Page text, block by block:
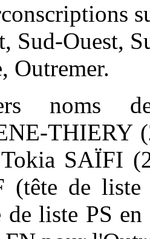
Sud-Ouest,
Outremer.
noms
THIERY
Tokia SAÏFI
(tête de liste
de liste PS